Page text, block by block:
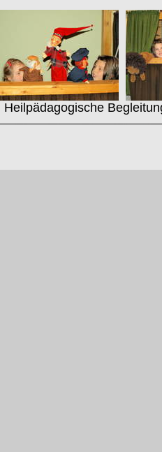
Heilpädagogische